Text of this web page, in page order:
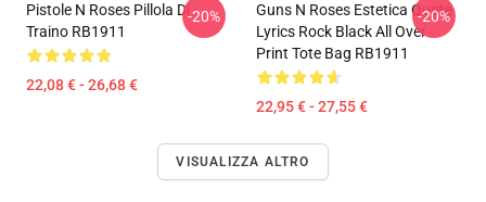
Pistole N Roses Pillola Di
Traino RB1911
22,08 € - 26,68 €
-20%
Guns N Roses Estetica Quote
Lyrics Rock Black All Over
Print Tote Bag RB1911
22,95 € - 27,55 €
-20%
VISUALIZZA ALTRO